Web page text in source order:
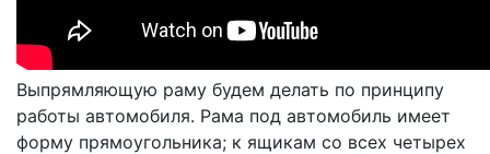
Выпрямляющую раму будем делать по принципу
работы автомобиля. Рама под автомобиль имеет
форму прямоугольника; к ящикам со всех четырех